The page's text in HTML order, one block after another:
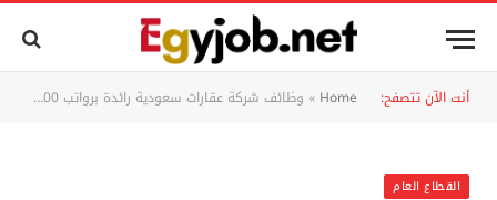
أنت الآن تتصفح: Home
» وظائف شركة عقارات سعودية رائدة برواتب 9000 ريال
القطاع العام